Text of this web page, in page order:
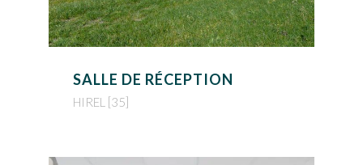
SALLE DE RÉCEPTION
HIREL [35]